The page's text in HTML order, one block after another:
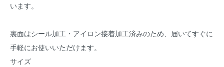
います。
裏面はシール加工・アイロン接着加工済みのため、届いてすぐに
手軽にお使いいただけます。
サイズ